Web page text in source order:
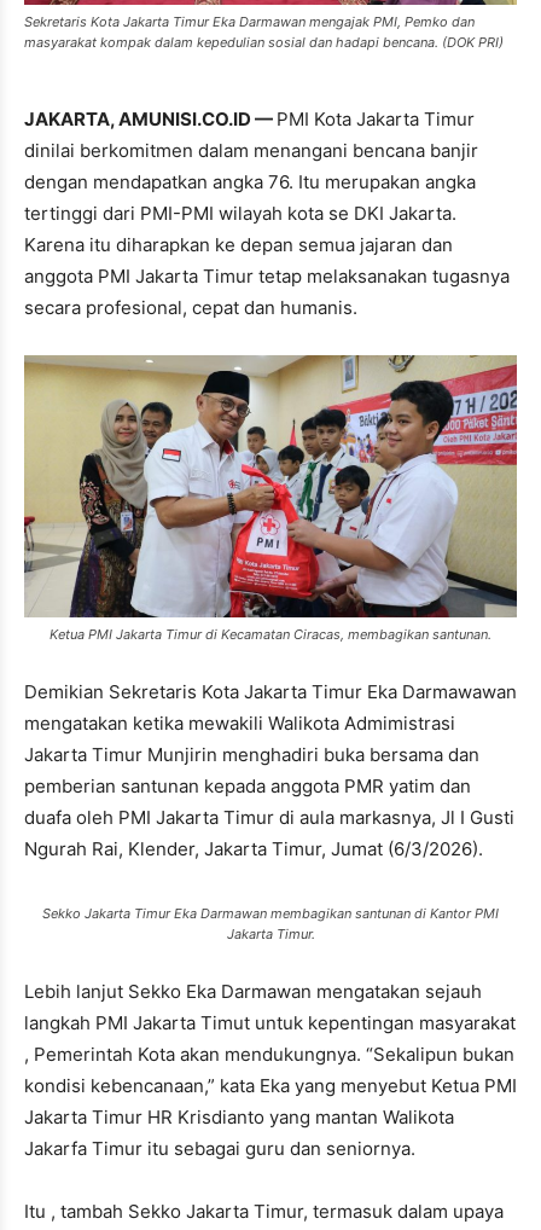
Sekretaris Kota Jakarta Timur Eka Darmawan mengajak PMI, Pemko dan
masyarakat kompak dalam kepedulian sosial dan hadapi bencana. (DOK PRI)
JAKARTA, AMUNISI.CO.ID — PMI Kota Jakarta Timur
dinilai berkomitmen dalam menangani bencana banjir
dengan mendapatkan angka 76. Itu merupakan angka
tertinggi dari PMI-PMI wilayah kota se DKI Jakarta.
Karena itu diharapkan ke depan semua jajaran dan
anggota PMI Jakarta Timur tetap melaksanakan tugasnya
secara profesional, cepat dan humanis.
Ketua PMI Jakarta Timur di Kecamatan Ciracas, membagikan santunan.
Demikian Sekretaris Kota Jakarta Timur Eka Darmawawan
mengatakan ketika mewakili Walikota Admimistrasi
Jakarta Timur Munjirin menghadiri buka bersama dan
pemberian santunan kepada anggota PMR yatim dan
duafa oleh PMI Jakarta Timur di aula markasnya, Jl I Gusti
Ngurah Rai, Klender, Jakarta Timur, Jumat (6/3/2026).
Sekko Jakarta Timur Eka Darmawan membagikan santunan di Kantor PMI
Jakarta Timur.
Lebih lanjut Sekko Eka Darmawan mengatakan sejauh
langkah PMI Jakarta Timut untuk kepentingan masyarakat
, Pemerintah Kota akan mendukungnya. “Sekalipun bukan
kondisi kebencanaan,” kata Eka yang menyebut Ketua PMI
Jakarta Timur HR Krisdianto yang mantan Walikota
Jakarfa Timur itu sebagai guru dan seniornya.
Itu , tambah Sekko Jakarta Timur, termasuk dalam upaya